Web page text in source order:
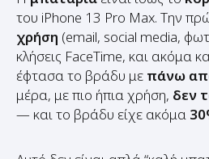
χρήση(email, social media,
κλήσεις FaceTime, και ακόμα
έφτασα το βράδυ με πάνω
μέρα, με πιο ήπια χρήση,δεν
— και το βράδυ είχε ακόμα
Αυτό δεν είναι απλά “καλή